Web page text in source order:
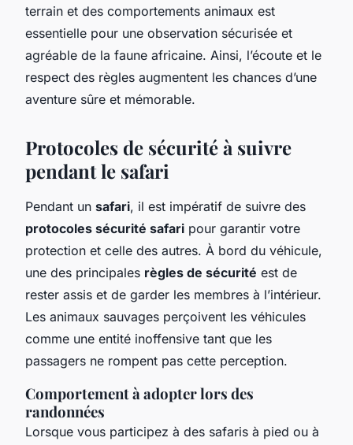
terrain et des comportements animaux est
essentielle pour une observation sécurisée et
agréable de la faune africaine. Ainsi, l’écoute et le
respect des règles augmentent les chances d’une
aventure sûre et mémorable.
Protocoles de sécurité à suivre
pendant le safari
Pendant un safari, il est impératif de suivre des
protocoles sécurité safari pour garantir votre
protection et celle des autres. À bord du véhicule,
une des principales règles de sécurité est de
rester assis et de garder les membres à l’intérieur.
Les animaux sauvages perçoivent les véhicules
comme une entité inoffensive tant que les
passagers ne rompent pas cette perception.
Comportement à adopter lors des
randonnées
Lorsque vous participez à des safaris à pied ou à